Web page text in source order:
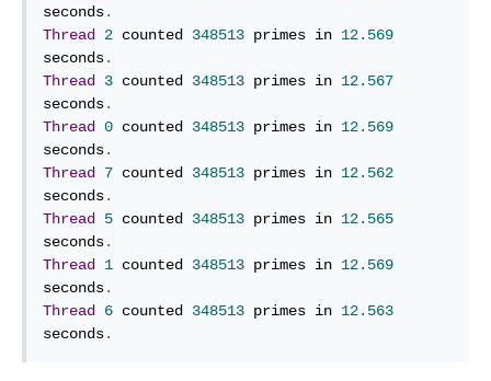
seconds.
Thread
2 counted 348513 primes in 12.569
seconds.
Thread
3 counted 348513 primes in 12.567
seconds.
Thread
0 counted 348513 primes in 12.569
seconds.
Thread
7 counted 348513 primes in 12.562
seconds.
Thread
5 counted 348513 primes in 12.565
seconds.
Thread
1 counted 348513 primes in 12.569
seconds.
Thread
6 counted 348513 primes in 12.563
seconds.